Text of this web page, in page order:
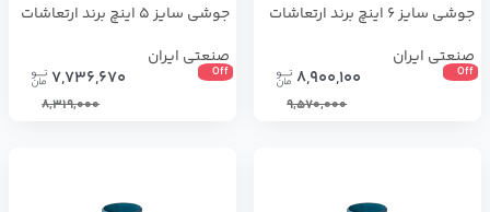
جوشی سایز 6 اینچ برند ارتعاشات
صنعتی ایران
Off
8,900,100
9,570,000
جوشی سایز 5 اینچ برند ارتعاشات
صنعتی ایران
Off
7,736,670
8,319,000